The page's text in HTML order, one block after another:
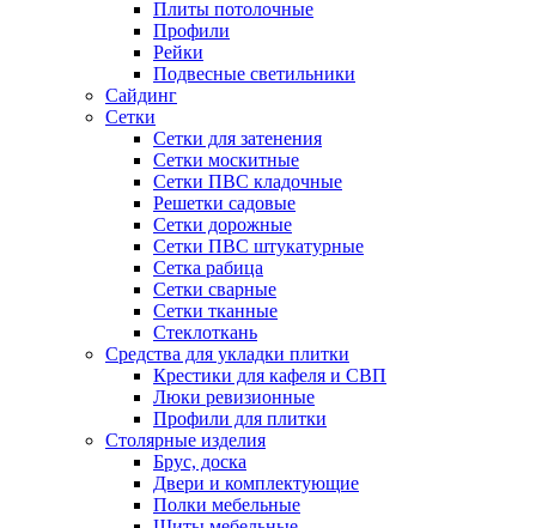
Плиты потолочные
Профили
Рейки
Подвесные светильники
Сайдинг
Сетки
Сетки для затенения
Сетки москитные
Сетки ПВС кладочные
Решетки садовые
Сетки дорожные
Сетки ПВС штукатурные
Сетка рабица
Сетки сварные
Сетки тканные
Стеклоткань
Средства для укладки плитки
Крестики для кафеля и СВП
Люки ревизионные
Профили для плитки
Столярные изделия
Брус, доска
Двери и комплектующие
Полки мебельные